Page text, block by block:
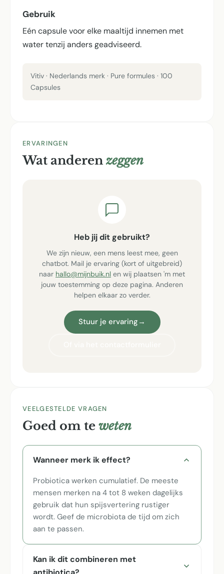
Gebruik
Eén capsule voor elke maaltijd innemen met
water tenzij anders geadviseerd.
Vitiv · Nederlands merk · Pure formules · 100
Capsules
ERVARINGEN
Wat anderenzeggen
Heb jij dit gebruikt?
We zijn nieuw, een mens leest mee, geen
chatbot. Mail je ervaring (kort of uitgebreid)
naar hallo@mijnbuik.nl en wij plaatsen 'm met
jouw toestemming op deze pagina. Anderen
helpen elkaar zo verder.
Stuur je ervaring →
VEELGESTELDE VRAGEN
Goed om te weten
Wanneer merk ik effect?
Probiotica werken cumulatief. De meeste
mensen merken na 4 tot 8 weken dagelijks
gebruik dat hun spijsvertering rustiger
wordt. Geef de microbiota de tijd om zich
aan te passen.
Kan ik dit combineren met